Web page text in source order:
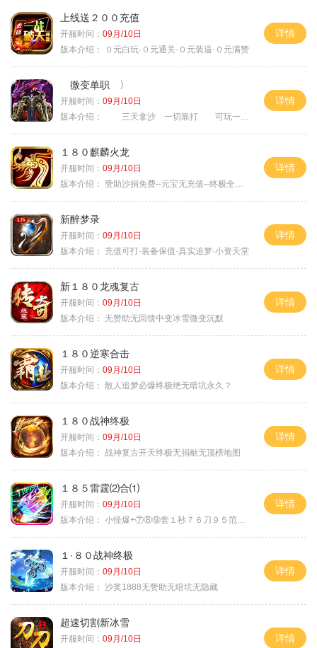
上线送２００充值
开服时间： 09月/10日
版本介绍：
０元白玩·０元通关·０元装逼·０元满赞
详情
微变单职 〉
开服时间： 09月/10日
版本介绍：
三天拿沙 一切靠打 可玩一年 〉
详情
１８０麒麟火龙
开服时间： 09月/10日
版本介绍： 赞助沙捐免费--元宝无充值--终极全靠打
详情
新醉梦录
开服时间： 09月/10日
版本介绍：
充值可打·装备保值·真实追梦·小资天堂
详情
新１８０龙魂复古
开服时间： 09月/10日
版本介绍： 无赞助无回馈中变冰雪微变沉默
详情
１８０逆寒合击
开服时间： 09月/10日
版本介绍： 散人追梦必爆终极绝无暗坑永久？
详情
１８０战神终极
开服时间： 09月/10日
版本介绍： 战神复古开天终极无捐献无顶榜地图
详情
１８５雷霆⑵合⑴
开服时间： 09月/10日
版本介绍： 小怪爆+⑦⑧⑨套１秒７６刀９５范围捡
详情
１·８０战神终极
开服时间： 09月/10日
版本介绍： 沙奖1888无赞助无暗坑无隐藏
详情
超速切割新冰雪
开服时间： 09月/10日
详情